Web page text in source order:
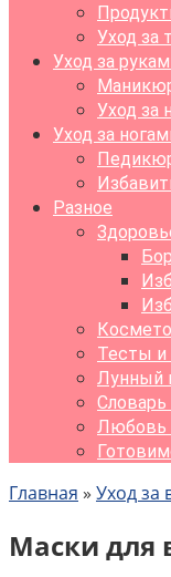
Уход за
Уход за
Уход за
Уход за
Разное
Тесты и
Лунный
Словарь
Любовь
Главная » Уход за
Маски для